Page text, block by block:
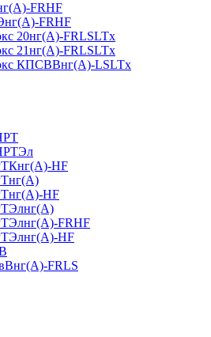
FRHF
FRHF
20нг(А)-FRLSLTx
21нг(А)-FRLSLTx
КПСВВнг(А)-LSLTx
HF
HF
FRHF
HF
FRLS